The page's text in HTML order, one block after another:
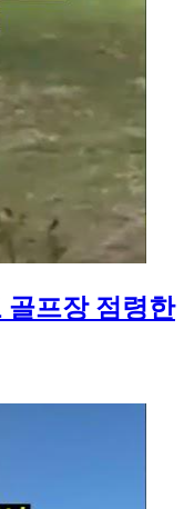
골프장 점령한